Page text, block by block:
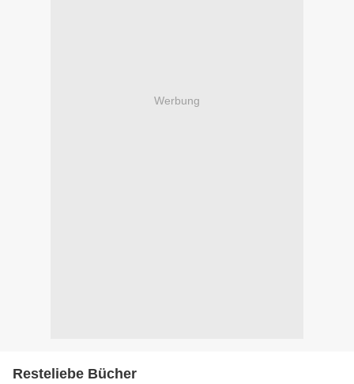
Werbung
Resteliebe Bücher